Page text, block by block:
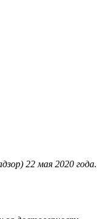
22 мая 2020 года.